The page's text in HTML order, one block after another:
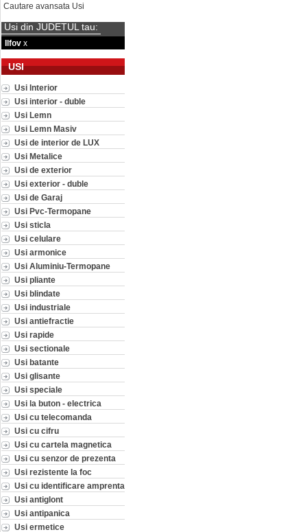
Cautare avansata Usi
Usi din JUDETUL tau:
Ilfov x
USI
Usi Interior
Usi interior - duble
Usi Lemn
Usi Lemn Masiv
Usi de interior de LUX
Usi Metalice
Usi de exterior
Usi exterior - duble
Usi de Garaj
Usi Pvc-Termopane
Usi sticla
Usi celulare
Usi armonice
Usi Aluminiu-Termopane
Usi pliante
Usi blindate
Usi industriale
Usi antiefractie
Usi rapide
Usi sectionale
Usi batante
Usi glisante
Usi speciale
Usi la buton - electrica
Usi cu telecomanda
Usi cu cifru
Usi cu cartela magnetica
Usi cu senzor de prezenta
Usi rezistente la foc
Usi cu identificare amprenta
Usi antiglont
Usi antipanica
Usi ermetice